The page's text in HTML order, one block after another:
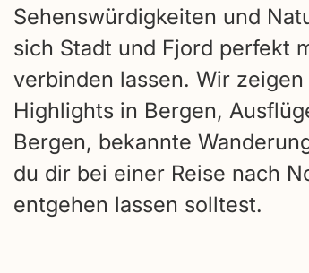
Sehenswürdigkeiten und
sich Stadt und Fjord perfekt
verbinden lassen. Wir
Highlights in Bergen,
Bergen, bekannte
du dir bei einer Reise nach
entgehen lassen solltest.